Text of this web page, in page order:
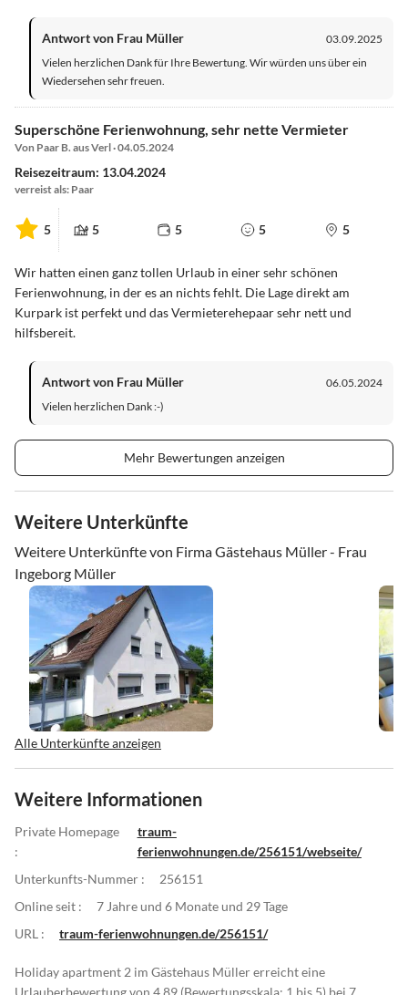
Antwort von Frau Müller
03.09.2025
Vielen herzlichen Dank für Ihre Bewertung. Wir würden uns über ein
Wiedersehen sehr freuen.
Superschöne Ferienwohnung, sehr nette Vermieter
Von Paar B. aus Verl · 04.05.2024
Reisezeitraum: 13.04.2024
verreist als: Paar
5 5 5 5 5
Wir hatten einen ganz tollen Urlaub in einer sehr schönen
Ferienwohnung, in der es an nichts fehlt. Die Lage direkt am
Kurpark ist perfekt und das Vermieterehepaar sehr nett und
hilfsbereit.
Antwort von Frau Müller
06.05.2024
Vielen herzlichen Dank :-)
Mehr Bewertungen anzeigen
Weitere Unterkünfte
Weitere Unterkünfte von Firma Gästehaus Müller - Frau
Ingeborg Müller
Alle Unterkünfte anzeigen
Weitere Informationen
Private Homepage
:
traum-
ferienwohnungen.de/256151/webseite/
Unterkunfts-Nummer :
256151
Online seit :
7 Jahre und 6 Monate und 29 Tage
URL :
traum-ferienwohnungen.de/256151/
Holiday apartment 2 im Gästehaus Müller erreicht eine
Urlauberbewertung von 4.89 (Bewertungsskala: 1 bis 5) bei 7